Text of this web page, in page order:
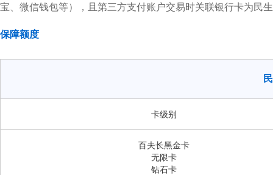
宝、微信钱包等），且第三方支付账户交易时关联银行卡为民
保障额度
卡级别
百夫长黑金卡
无限卡
钻石卡